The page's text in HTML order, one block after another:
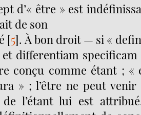
d’« être » est
de son
[5]. À bon droit — si «
differentiam specificam
conçu comme étant ;
» ; l’être ne peut
l’étant lui est